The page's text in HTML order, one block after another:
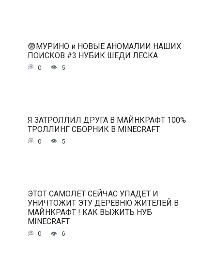
😨МУРИНО и НОВЫЕ АНОМАЛИИ НАШИХ
ПОИСКОВ #3 НУБИК ШЕДИ ЛЕСКА
0 5
Я ЗАТРОЛЛИЛ ДРУГА В МАЙНКРАФТ 100%
ТРОЛЛИНГ СБОРНИК В MINECRAFT
0 5
ЭТОТ САМОЛЁТ СЕЙЧАС УПАДЁТ И
УНИЧТОЖИТ ЭТУ ДЕРЕВНЮ ЖИТЕЛЕЙ В
МАЙНКРАФТ ! КАК ВЫЖИТЬ НУБ
MINECRAFT
0 6